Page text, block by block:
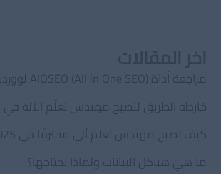
مراجعة أداة AIOSEO (All in One SEO) لووردبريس
خارطة الطريق لتصبح مهندس تعلّم الآلة في 12 شهرًا
كيف تصبح مهندس تعلم آلي محترفًا في 2025؟
ما هي هياكل البيانات ولماذا نحتاجها؟